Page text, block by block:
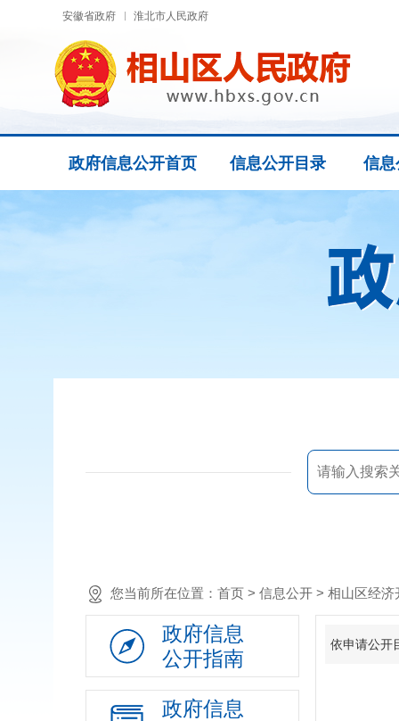
安徽省政府 淮北市人民政府
政府信息公开首页 信息公开目录 信息
您当前所在位置： 首页 > 信息公开 > 相山区经
政府信息
公开指南
政府信息
依申请公开